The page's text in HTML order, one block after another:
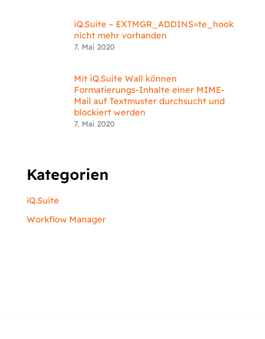
iQ.Suite – EXTMGR_ADDINS=te_hook
nicht mehr vorhanden
7. Mai 2020
Mit iQ.Suite Wall können
Formatierungs-Inhalte einer MIME-
Mail auf Textmuster durchsucht und
blockiert werden
7. Mai 2020
Kategorien
iQ.Suite
Workflow Manager